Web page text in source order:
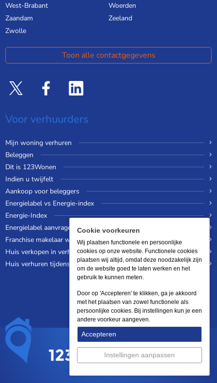
West-Brabant
Woerden
Zaandam
Zeeland
Zwolle
Toon alle contactgegevens
Voor verhuurders
Mijn woning verhuren
Beleggen
Dit is 123Wonen
Indien u twijfelt
Aankoop voor beleggers
Energielabel vs Energie-index
Energie-Index
Energielabel aanvragen
Franchise makelaar worden
Huis verkopen in verhuurde staat
Huis verhuren tijdens een wereldreis
Cookie voorkeuren
Wij plaatsen functionele en persoonlijke
cookies op onze website. Functionele cookies
plaatsen wij altijd, omdat deze noodzakelijk zijn
om de website goed te laten werken en het
gebruik te kunnen meten.
Door op 'Accepteren' te klikken, ga je akkoord
met het plaatsen van zowel functionele als
persoonlijke cookies. Bij instellingen kun je een
andere voorkeur aangeven.
Accepteren
Instellingen aanpassen